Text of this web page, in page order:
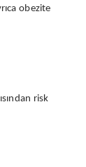
obezite
risk